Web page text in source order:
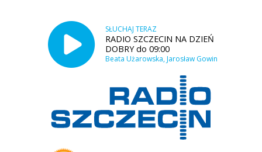
SŁUCHAJ TERAZ
RADIO SZCZECIN NA DZIEŃ
DOBRY do 09:00
Beata Użarowska, Jarosław Gowin